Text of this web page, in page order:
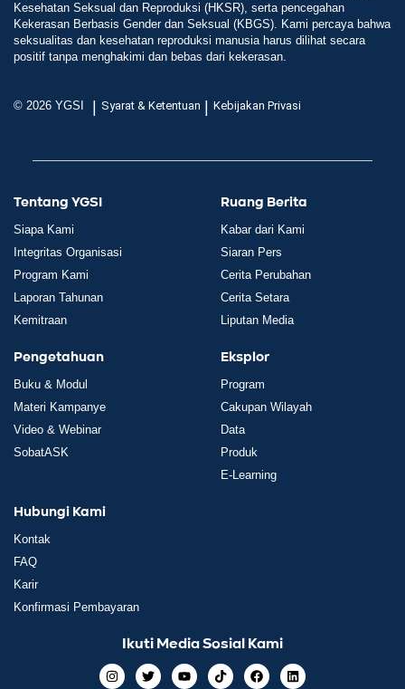
Kesehatan Seksual dan Reproduksi (HKSR), serta pencegahan
Kekerasan Berbasis Gender dan Seksual (KBGS). Kami percaya bahwa
seksualitas dan kesehatan reproduksi manusia harus dilihat secara
positif tanpa menghakimi dan bebas dari kekerasan.
© 2026 YGSI | Syarat & Ketentuan | Kebijakan Privasi
Tentang YGSI
Siapa Kami
Integritas Organisasi
Program Kami
Laporan Tahunan
Kemitraan
Ruang Berita
Kabar dari Kami
Siaran Pers
Cerita Perubahan
Cerita Setara
Liputan Media
Pengetahuan
Buku & Modul
Materi Kampanye
Video & Webinar
SobatASK
Eksplor
Program
Cakupan Wilayah
Data
Produk
E-Learning
Hubungi Kami
Kontak
FAQ
Karir
Konfirmasi Pembayaran
Ikuti Media Sosial Kami